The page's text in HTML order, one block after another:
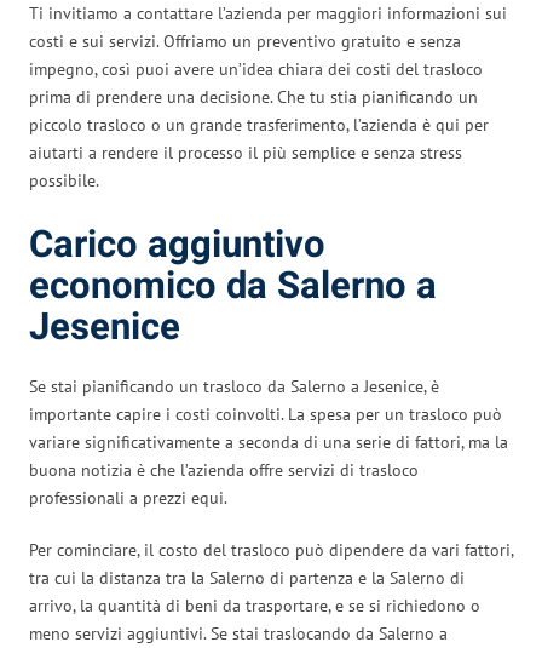
Ti invitiamo a contattare l’azienda per maggiori informazioni sui
costi e sui servizi. Offriamo un preventivo gratuito e senza
impegno, così puoi avere un’idea chiara dei costi del trasloco
prima di prendere una decisione. Che tu stia pianificando un
piccolo trasloco o un grande trasferimento, l’azienda è qui per
aiutarti a rendere il processo il più semplice e senza stress
possibile.
Carico aggiuntivo
economico da Salerno a
Jesenice
Se stai pianificando un trasloco da Salerno a Jesenice, è
importante capire i costi coinvolti. La spesa per un trasloco può
variare significativamente a seconda di una serie di fattori, ma la
buona notizia è che l’azienda offre servizi di trasloco
professionali a prezzi equi.
Per cominciare, il costo del trasloco può dipendere da vari fattori,
tra cui la distanza tra la Salerno di partenza e la Salerno di
arrivo, la quantità di beni da trasportare, e se si richiedono o
meno servizi aggiuntivi. Se stai traslocando da Salerno a